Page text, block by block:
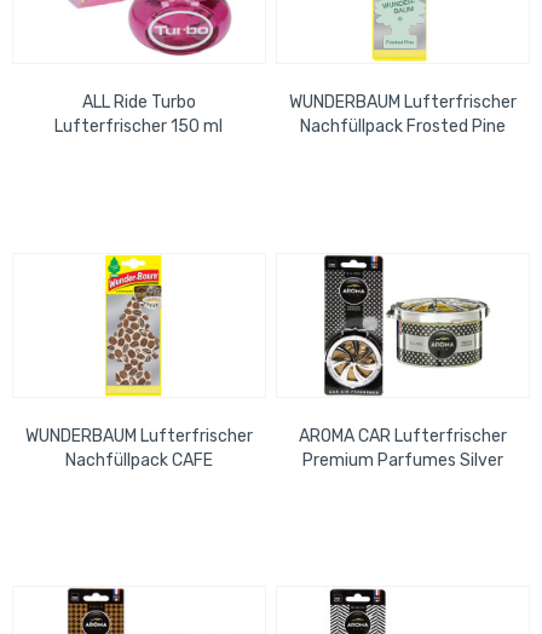
ALL Ride Turbo
Lufterfrischer 150 ml
WUNDERBAUM Lufterfrischer
Nachfüllpack Frosted Pine
WUNDERBAUM Lufterfrischer
Nachfüllpack CAFE
AROMA CAR Lufterfrischer
Premium Parfumes Silver